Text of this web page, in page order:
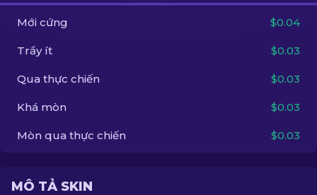
Khác
Mới cứng $0.04
Trầy ít $0.03
Qua thực chiến $0.03
Khá mòn $0.03
Mòn qua thực chiến $0.03
MÔ TẢ SKIN